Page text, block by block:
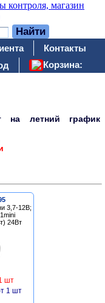
Контакты
Корзина:
на летний график
3,7-12В;
24Вт
шт
1 шт